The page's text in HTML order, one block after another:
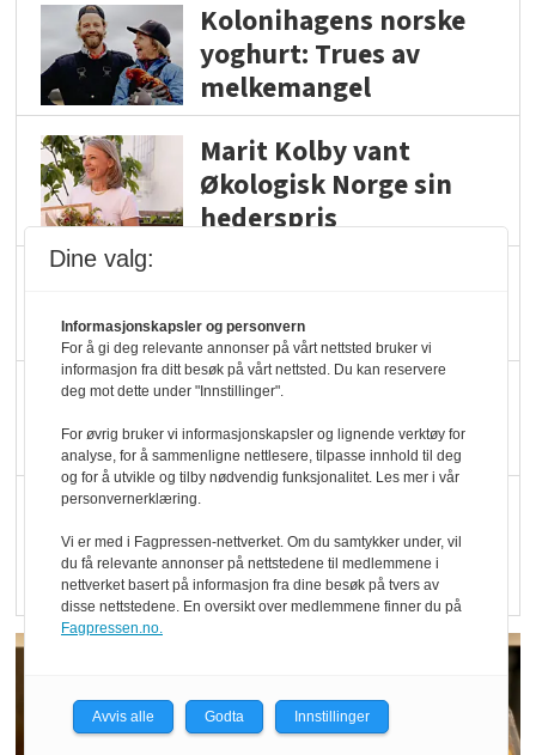
Kolonihagens norske
yoghurt: Trues av
melkemangel
Marit Kolby vant
Økologisk Norge sin
hederspris
økologisk i butikkhylla
Kolonihagen sliter
med å få tak i nok melk
Rapport: Økokundene
er klare! Er markedet
det?
Dine valg:
Informasjonskapsler og personvern
For å gi deg relevante annonser på vårt nettsted bruker vi
informasjon fra ditt besøk på vårt nettsted. Du kan reservere
deg mot dette under "Innstillinger".
For øvrig bruker vi informasjonskapsler og lignende verktøy for
analyse, for å sammenligne nettlesere, tilpasse innhold til deg
og for å utvikle og tilby nødvendig funksjonalitet. Les mer i vår
personvernerklæring.
Vi er med i Fagpressen-nettverket. Om du samtykker under, vil
du få relevante annonser på nettstedene til medlemmene i
nettverket basert på informasjon fra dine besøk på tvers av
disse nettstedene. En oversikt over medlemmene finner du på
Fagpressen.no.
Avvis alle Godta Innstillinger